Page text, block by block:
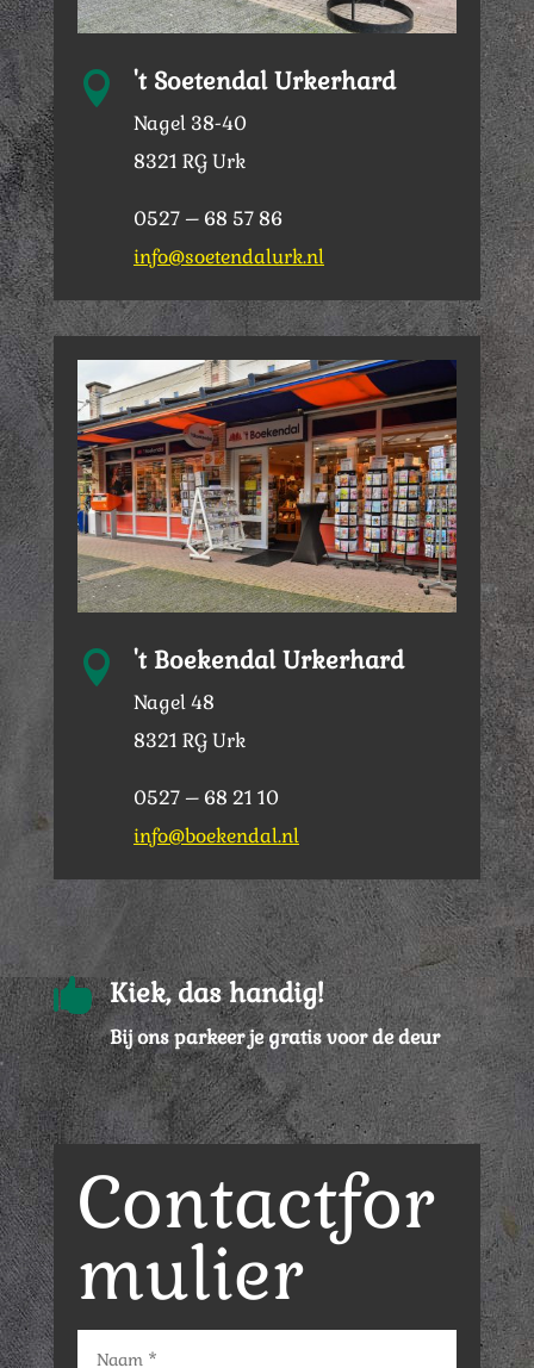
 't Soetendal Urkerhard
Nagel 38-40
8321 RG Urk
0527 – 68 57 86
info@soetendalurk.nl
 't Boekendal Urkerhard
Nagel 48
8321 RG Urk
0527 – 68 21 10
info@boekendal.nl
 Kiek, das handig!
Bij ons parkeer je gratis voor de deur
Contactfor
mulier